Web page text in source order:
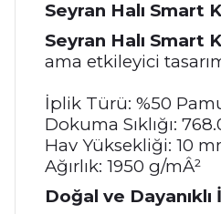
Seyran Halı Smart
Seyran Halı Smart
ama etkileyici
İplik Türü: %50
Dokuma Sıklığı:
Hav Yüksekliği: 10
Ağırlık: 1950 g/mÂ²
Doğal ve Dayanıklı